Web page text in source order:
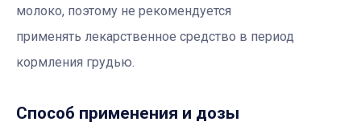
молоко, поэтому не рекомендуется
применять лекарственное средство в период
кормления грудью.
Способ применения и дозы